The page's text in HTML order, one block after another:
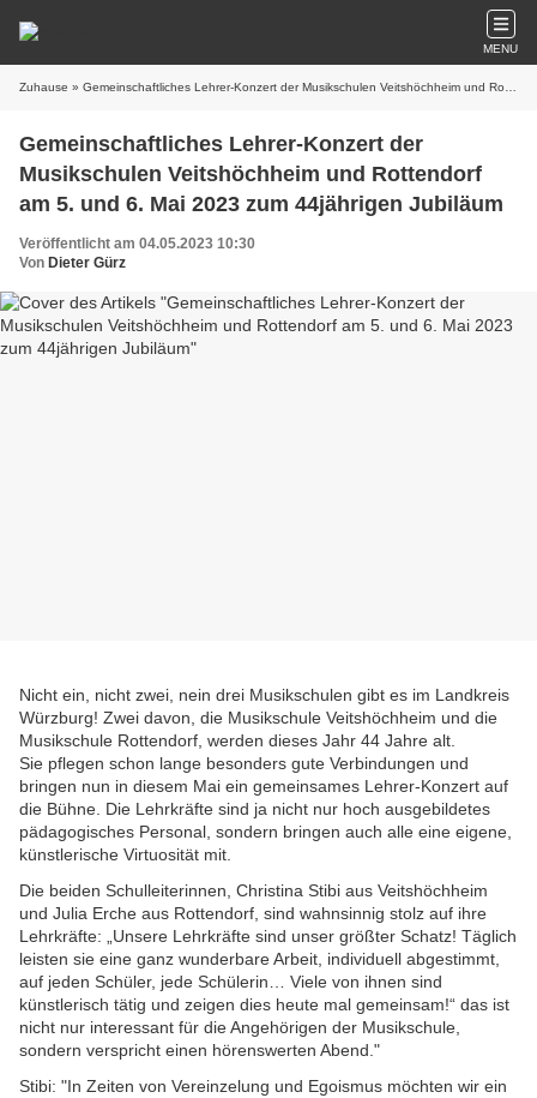
MENU
Zuhause » Gemeinschaftliches Lehrer-Konzert der Musikschulen Veitshöchheim und Rottendorf am 5. und 6. Mai 2023 zum 44jährigen Jubiläum
Gemeinschaftliches Lehrer-Konzert der
Musikschulen Veitshöchheim und Rottendorf
am 5. und 6. Mai 2023 zum 44jährigen Jubiläum
Veröffentlicht am 04.05.2023 10:30
Von Dieter Gürz
Nicht ein, nicht zwei, nein drei Musikschulen gibt es im Landkreis
Würzburg! Zwei davon, die Musikschule Veitshöchheim und die
Musikschule Rottendorf, werden dieses Jahr 44 Jahre alt.
Sie pflegen schon lange besonders gute Verbindungen und
bringen nun in diesem Mai ein gemeinsames Lehrer-Konzert auf
die Bühne. Die Lehrkräfte sind ja nicht nur hoch ausgebildetes
pädagogisches Personal, sondern bringen auch alle eine eigene,
künstlerische Virtuosität mit.
Die beiden Schulleiterinnen, Christina Stibi aus Veitshöchheim
und Julia Erche aus Rottendorf, sind wahnsinnig stolz auf ihre
Lehrkräfte: „Unsere Lehrkräfte sind unser größter Schatz! Täglich
leisten sie eine ganz wunderbare Arbeit, individuell abgestimmt,
auf jeden Schüler, jede Schülerin… Viele von ihnen sind
künstlerisch tätig und zeigen dies heute mal gemeinsam!“ das ist
nicht nur interessant für die Angehörigen der Musikschule,
sondern verspricht einen hörenswerten Abend."
Stibi: "In Zeiten von Vereinzelung und Egoismus möchten wir ein